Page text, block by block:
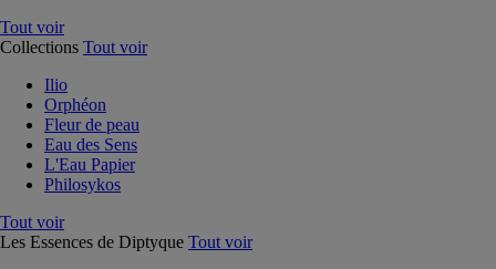
Tout voir
Collections Tout voir
Ilio
Orphéon
Fleur de peau
Eau des Sens
L'Eau Papier
Philosykos
Tout voir
Les Essences de Diptyque Tout voir